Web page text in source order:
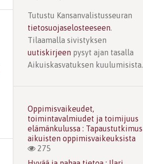
Tutustu Kansanvalistusseuran
tietosuojaselosteeseen.
Tilaamalla sivistyksen
uutiskirjeen pysyt ajan tasalla
Aikuiskasvatuksen kuulumisista.
Oppimisvaikeudet,
toimintavalmiudet ja toimijuus
elämänkulussa : Tapaustutkimus
aikuisten oppimisvaikeuksista
275